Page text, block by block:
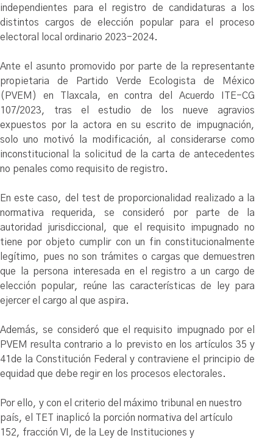
independientes para el registro de candidaturas a los
distintos cargos de elección popular para el proceso
electoral local ordinario 2023-2024.
Ante el asunto promovido por parte de la representante
propietaria de Partido Verde Ecologista de México
(PVEM) en Tlaxcala, en contra del Acuerdo ITE-CG
107/2023, tras el estudio de los nueve agravios
expuestos por la actora en su escrito de impugnación,
solo uno motivó la modificación, al considerarse como
inconstitucional la solicitud de la carta de antecedentes
no penales como requisito de registro.
En este caso, del test de proporcionalidad realizado a la
normativa requerida, se consideró por parte de la
autoridad jurisdiccional, que el requisito impugnado no
tiene por objeto cumplir con un fin constitucionalmente
legítimo, pues no son trámites o cargas que demuestren
que la persona interesada en el registro a un cargo de
elección popular, reúne las características de ley para
ejercer el cargo al que aspira.
Además, se consideró que el requisito impugnado por el
PVEM resulta contrario a lo previsto en los artículos 35 y
41de la Constitución Federal y contraviene el principio de
equidad que debe regir en los procesos electorales.
Por ello, y con el criterio del máximo tribunal en nuestro
país, el TET inaplicó la porción normativa del artículo
152, fracción VI, de la Ley de Instituciones y